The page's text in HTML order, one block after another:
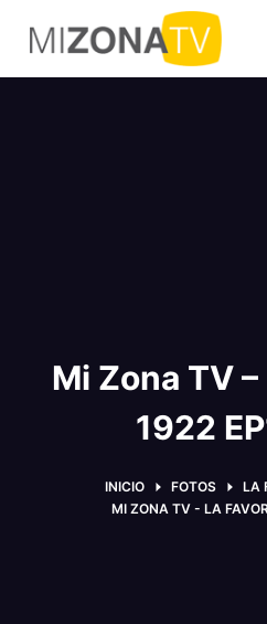
S
a
l
Mi Zona TV
1922
INICIO FOTOS
LA
MI ZONA TV - LA